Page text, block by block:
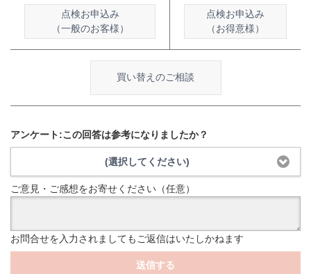
点検お申込み
（一般のお客様）
点検お申込み
（お得意様）
買い替えのご相談
アンケート:この回答は参考になりましたか？
(選択してください)
ご意見・ご感想をお寄せください（任意）
お問合せを入力されましてもご返信はいたしかねます
送信する